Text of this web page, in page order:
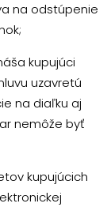
na odstúpenie
kupujúci
uzavretú
na diaľku aj
nemôže byť
kupujúcich